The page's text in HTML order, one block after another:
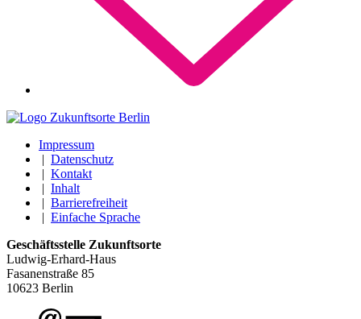
Impressum
| Datenschutz
| Kontakt
| Inhalt
| Barrierefreiheit
| Einfache Sprache
Geschäftsstelle Zukunftsorte
Ludwig-Erhard-Haus
Fasanenstraße 85
10623 Berlin